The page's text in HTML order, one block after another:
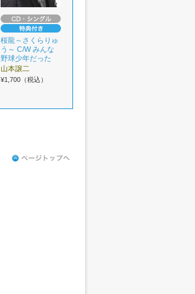
桜龍～さくらりゅ
う～ C/W みんな
野球少年だった
山本譲二
¥1,700（税込）